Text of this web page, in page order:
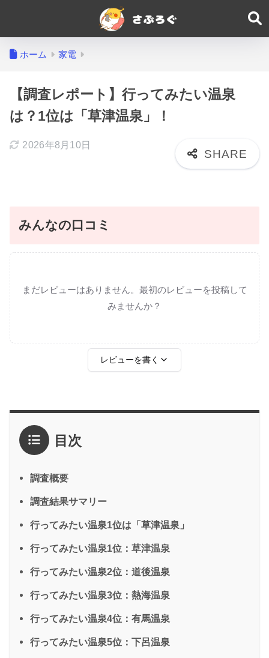
ホーム 家電
【調査レポート】行ってみたい温泉
は？1位は「草津温泉」！
2026年8月10日
みんなの口コミ
まだレビューはありません。最初のレビューを投稿して
みませんか？
レビューを書く
4点
3点
2点
1点
感想 *
名前 （任意）
送信する
目次
調査概要
調査結果サマリー
行ってみたい温泉1位は「草津温泉」
行ってみたい温泉1位：草津温泉
行ってみたい温泉2位：道後温泉
行ってみたい温泉3位：熱海温泉
行ってみたい温泉4位：有馬温泉
行ってみたい温泉5位：下呂温泉